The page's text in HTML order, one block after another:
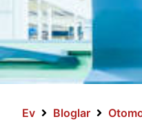
Ev Bloglar